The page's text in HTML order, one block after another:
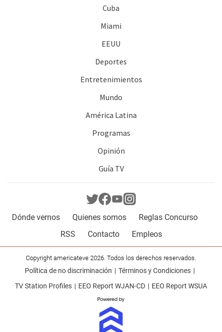
Cuba
Miami
EEUU
Deportes
Entretenimientos
Mundo
América Latina
Programas
Opinión
Guía TV
Dónde vernos Quienes somos
Reglas Concurso
RSS
Contacto Empleos
Copyright americateve 2026. Todos los derechos reservados.
Política de no discriminación
Términos y Condiciones
TV Station Profiles
EEO Report WJAN-CD EEO Report WSUA